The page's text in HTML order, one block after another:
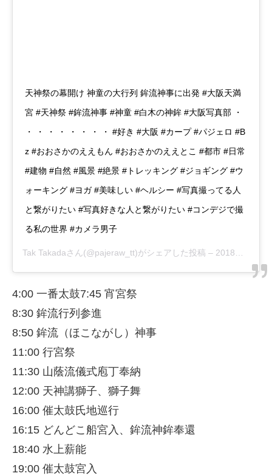
天神祭の幕開け 神童の大行列 鉾流神事に出発 #大阪天満
宮 #天神祭 #鉾流神事 #神童 #白木の神鉾 #大阪写真部 ・
・ ・ ・ ・ ・ ・ ・ ・ #好き #大阪 #カープ #パジェロ #B
z #おおさかのええもん #おおさかのええとこ #都市 #日常
#建物 #自然 #風景 #絶景 #トレッキング #ジョギング #ウ
ォーキング #ヨガ #美味しい #ヘルシー #写真撮ってる人
と繋がりたい #写真好きな人と繋がりたい #コンデジで撮
る私の世界 #カメラ男子
Tak Takadaさん(@pajeraw_tt)がシェアした投稿 – 2018年 7月月24日午前10時35分PDT
4:00 一番太鼓7:45 宵宮祭
8:30 鉾流行列参進
8:50 鉾流（ほこながし）神事
11:00 行宮祭
11:30 山蔭流儀式庖丁奉納
12:00 天神講獅子、獅子舞
16:00 催太鼓氏地巡行
16:15 どんどこ船宮入、鉾流神鉾奉還
18:40 水上薪能
19:00 催太鼓宮入